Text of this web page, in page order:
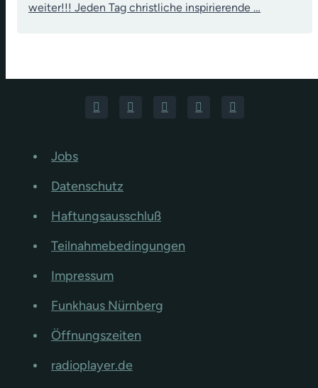
weiter!!! Jeden Tag christliche inspirierende …
Jobs
Datenschutz
Haftungsausschluß
Teilnahmebedingungen
Impressum
Funkhaus Nürnberg
Öffnungszeiten
radioplayer.de